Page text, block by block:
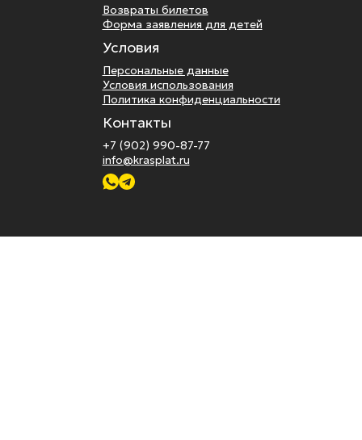
Возвраты билетов
Форма заявления для детей
Условия
Персональные данные
Условия использования
Политика конфиденциальности
Контакты
+7 (902) 990-87-77
info@krasplat.ru